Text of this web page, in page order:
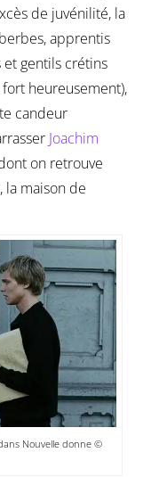
de juvénilité, la
apprentis
gentils crétins
heureusement),
candeur
Joachim
on retrouve
la maison de
Nouvelle donne ©